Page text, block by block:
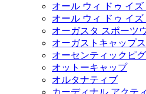
オール ウィ ドゥ イズ
オール ウィ ドゥ イズ
オーガスタ スポーツ
オーガストキャップス
オーセンティックピ
オットーキャップ
オルタナティブ
カーディナル アクテ